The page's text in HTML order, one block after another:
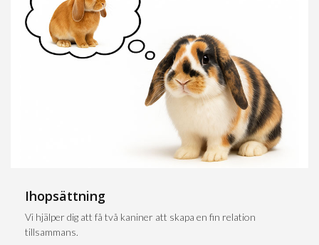
Ihopsättning
Vi hjälper dig att få två kaniner att skapa en fin relation
tillsammans.